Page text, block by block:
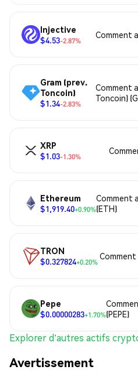
Injective
$4.53-2.87%
Comment
Gram (prev.
Toncoin)
$1.34-2.83%
Comment
Toncoin)
XRP
$1.03-1.30%
Ethereum
$1,919.40+0.90%
Comment
(ETH)
TRON
$0.327824+0.20%
Comment
Pepe
$0.00000283+1.70%(PEPE)
Explorer d'autres actifs
Avertissement